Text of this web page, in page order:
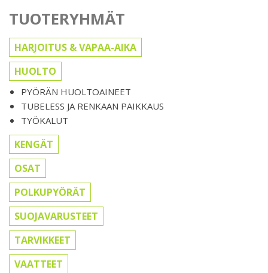
TUOTERYHMÄT
HARJOITUS & VAPAA-AIKA
HUOLTO
PYÖRÄN HUOLTOAINEET
TUBELESS JA RENKAAN PAIKKAUS
TYÖKALUT
KENGÄT
OSAT
POLKUPYÖRÄT
SUOJAVARUSTEET
TARVIKKEET
VAATTEET